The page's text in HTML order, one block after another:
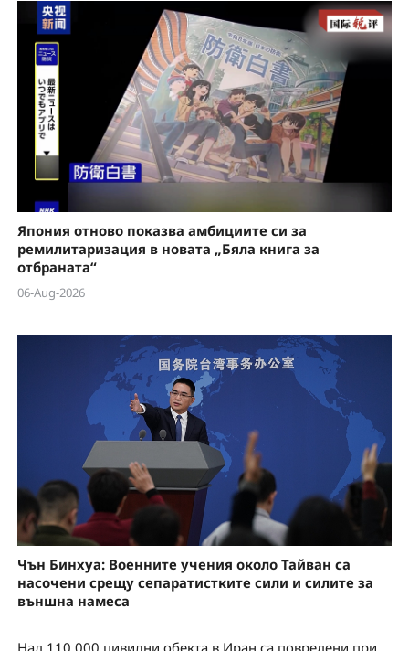
Япония отново показва амбициите си за
ремилитаризация в новата „Бяла книга за
отбраната“
06-Aug-2026
Чън Бинхуа: Военните учения около Тайван са
насочени срещу сепаратистките сили и силите за
външна намеса
Над 110 000 цивилни обекта в Иран са повредени при